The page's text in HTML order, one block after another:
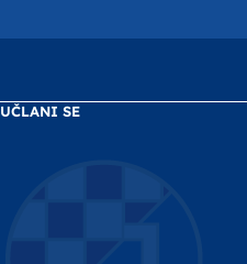
UČLANI SE